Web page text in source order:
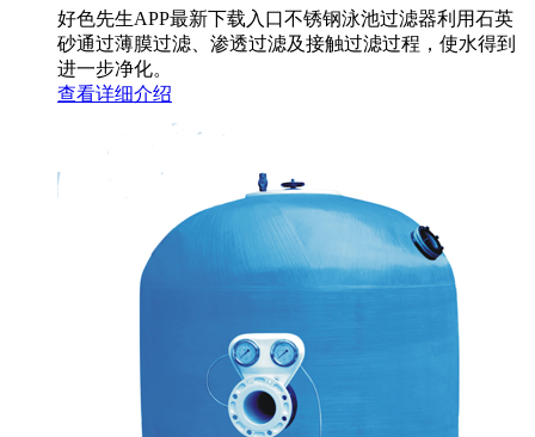
好色先生APP最新下载入口不锈钢泳池过滤器利用石英
砂通过薄膜过滤、渗透过滤及接触过滤过程，使水得到
进一步净化。
查看详细介绍